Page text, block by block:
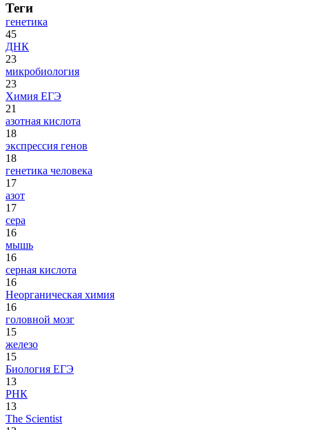
Теги
генетика
45
ДНК
23
микробиология
23
Химия ЕГЭ
21
азотная кислота
18
экспрессия генов
18
генетика человека
17
азот
17
сера
16
мышь
16
серная кислота
16
Неорганическая химия
16
головной мозг
15
железо
15
Биология ЕГЭ
13
РНК
13
The Scientist